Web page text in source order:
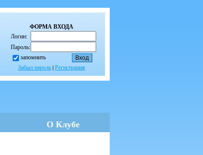
ФОРМА ВХОДА
Логин:
Пароль:
запомнить
Забыл пароль|Регистрация
О Клубе